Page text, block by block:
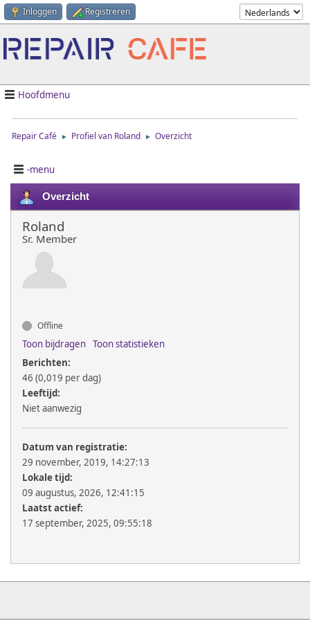
Inloggen Registreren
Hoofdmenu
Repair Café ► Profiel van Roland ► Overzicht
-menu
Overzicht
Roland
Sr. Member
Offline
Toon bijdragen Toon statistieken
Berichten:
46 (0,019 per dag)
Leeftijd:
Niet aanwezig
Datum van registratie:
29 november, 2019, 14:27:13
Lokale tijd:
09 augustus, 2026, 12:41:15
Laatst actief:
17 september, 2025, 09:55:18